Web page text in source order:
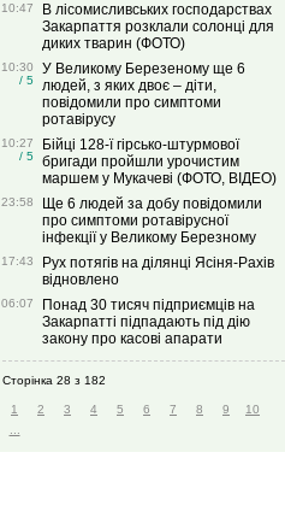
10:47
В лісомисливських господарствах
Закарпаття розклали солонці для
диких тварин (ФОТО)
10:30
/ 5
У Великому Березеному ще 6
людей, з яких двоє – діти,
повідомили про симптоми
ротавірусу
10:27
/ 5
Бійці 128-ї гірсько-штурмової
бригади пройшли урочистим
маршем у Мукачеві (ФОТО, ВІДЕО)
23:58
Ще 6 людей за добу повідомили
про симптоми ротавірусної
інфекції у Великому Березному
17:43
Рух потягів на ділянці Ясіня-Рахів
відновлено
06:07
Понад 30 тисяч підприємців на
Закарпатті підпадають під дію
закону про касові апарати
Сторінка 28 з 182
1 2 3 4 5 6 7 8 9
10